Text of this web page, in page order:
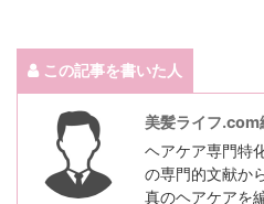
この記事を書いた人
美髪ライフ.com
ヘアケア専門特
の専門的文献か
真のヘアケアを